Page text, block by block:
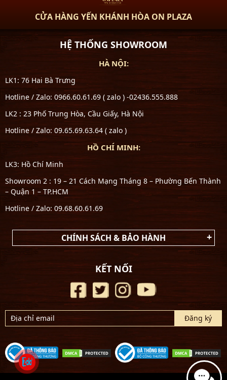
CỬA HÀNG YẾN KHÁNH HÒA ON PLAZA
HỆ THỐNG SHOWROOM
HÀ NỘI:
LK1: 76 Hai Bà Trưng
Hotline / Zalo: 0966.60.61.69 ( zalo ) -02436.555.888
LK2 : 23 Phố Trung Hòa, Cầu Giấy, Hà Nội
Hotline / Zalo: 09.65.69.63.64 ( zalo )
HỒ CHÍ MINH:
LK3: Hồ Chí Minh
Showroom 2 : 19 – 21 Cách Mạng Tháng 8 – Phường Bến Thành
– Quận 1 – TP.HCM
Hotline / Zalo: 09.68.60.61.69
CHÍNH SÁCH & BẢO HÀNH
KẾT NỐI